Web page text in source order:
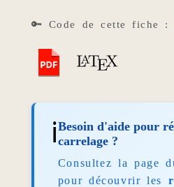
🔑 Code de cette fiche :
ℹ️Besoin d'aide pour
carrelage ?
Consultez la page
pour découvrir les